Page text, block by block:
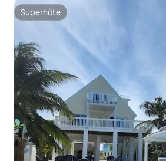
Superhôte
Superhôte